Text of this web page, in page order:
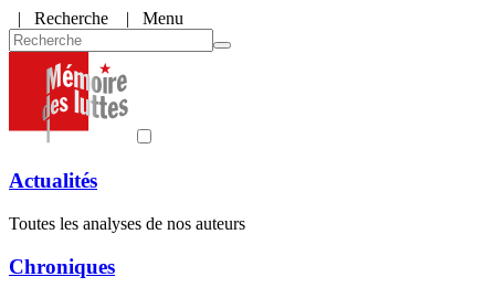
| Recherche | Menu
Actualités
Toutes les analyses de nos auteurs
Chroniques